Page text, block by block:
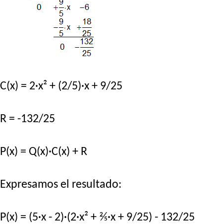
C(x) = 2·x² + (2/5)·x + 9/25
R = -132/25
P(x) = Q(x)·C(x) + R
Expresamos el resultado:
P(x) = (5·x - 2)·(2·x² + ⅖·x + 9/25) - 132/25